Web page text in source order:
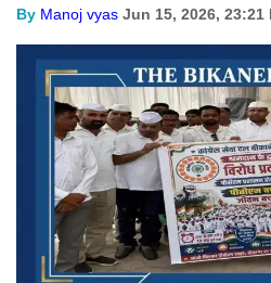
By Manoj vyas Jun 15, 2026, 23:21